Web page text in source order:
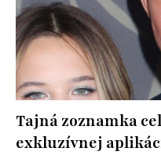
Tajná zoznamka
exkluzívnej